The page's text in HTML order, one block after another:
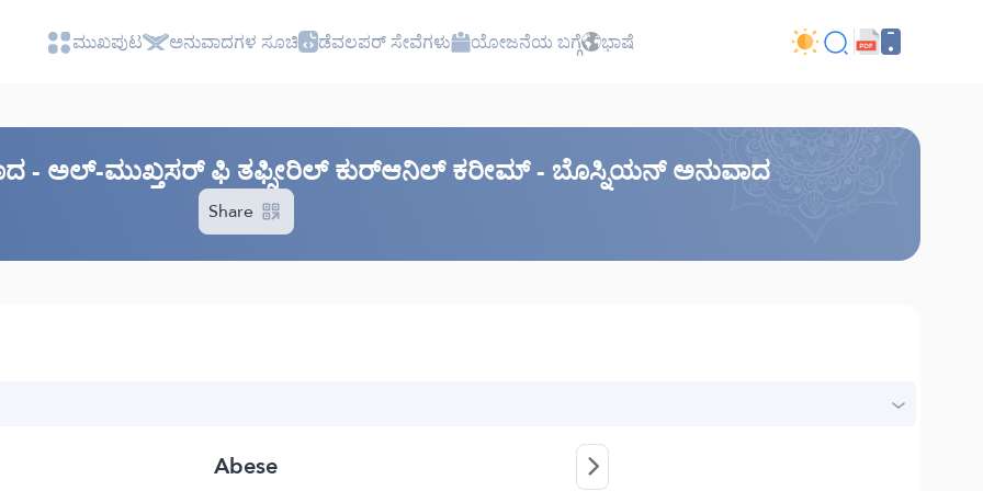
ಮುಖಪುಟ ಅನುವಾದಗಳ ಸೂಚಿ ಡೆವಲಪರ್ ಸೇವೆಗಳು ಯೋಜನೆಯ ಬಗ್ಗೆ ಭಾಷೆ
- ಅಲ್-ಮುಖ್ತಸರ್ ಫಿ ತಫ್ಸೀರಿಲ್ ಕುರ್‌ಆನಿಲ್ ಕರೀಮ್ - ಬೊಸ್ನಿಯನ್ ಅನುವಾದ
Share
Abese